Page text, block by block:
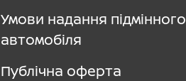
Умови надання підмінного
автомобіля
Публічна оферта